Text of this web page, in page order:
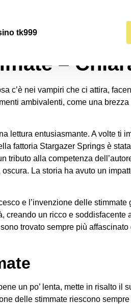
tk999
: (PDF)
–
c’è nei vampiri che ci attira,
ambivalenti, come una
lettura entusiasmante. A volte ti
fattoria Stargazer Springs è
alla competenza
La storia ha avuto un
e l’invenzione delle
un ricco e soddisfacente
trovato sempre più
un po’ lenta, mette in risalto il
delle stimmate riescono